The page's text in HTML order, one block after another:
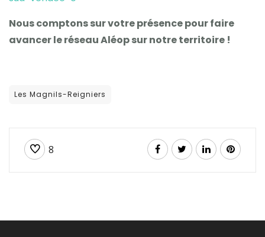
Nous comptons sur votre présence pour faire
avancer le réseau Aléop sur notre territoire !
Les Magnils-Reigniers
8